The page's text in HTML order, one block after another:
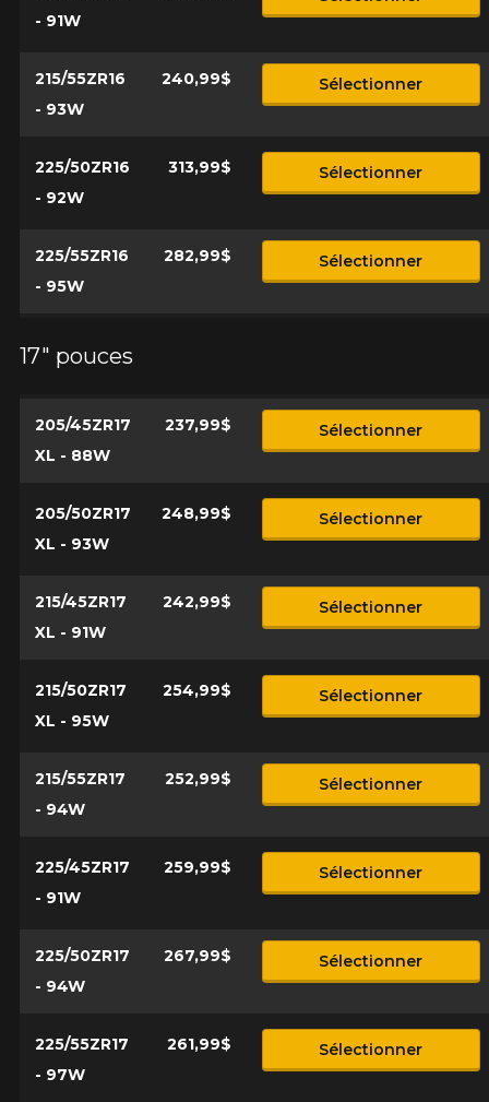
- 91W
215/55ZR16
- 93W
240,99$ Sélectionner
225/50ZR16
- 92W
313,99$ Sélectionner
225/55ZR16
- 95W
282,99$ Sélectionner
17" pouces
205/45ZR17
XL - 88W
237,99$ Sélectionner
205/50ZR17
XL - 93W
248,99$ Sélectionner
215/45ZR17
XL - 91W
242,99$ Sélectionner
215/50ZR17
XL - 95W
254,99$ Sélectionner
215/55ZR17
- 94W
252,99$ Sélectionner
225/45ZR17
- 91W
259,99$ Sélectionner
225/50ZR17
- 94W
267,99$ Sélectionner
225/55ZR17
- 97W
261,99$ Sélectionner